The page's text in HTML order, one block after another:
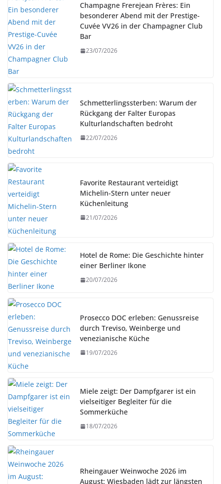
Champagne Frerejean Frères: Ein
besonderer Abend mit der Prestige-
Cuvée VV26 in der Champagner Club
Bar
23/07/2026
Schmetterlingssterben: Warum der
Rückgang der Falter Europas
Kulturlandschaften bedroht
22/07/2026
Favorite Restaurant verteidigt
Michelin-Stern unter neuer
Küchenleitung
21/07/2026
Hotel de Rome: Die Geschichte hinter
einer Berliner Ikone
20/07/2026
Prosecco DOC erleben: Genussreise
durch Treviso, Weinberge und
venezianische Küche
19/07/2026
Miele zeigt: Der Dampfgarer ist ein
vielseitiger Begleiter für die
Sommerküche
18/07/2026
Rheingauer Weinwoche 2026 im
August: Wiesbaden lädt zur längsten